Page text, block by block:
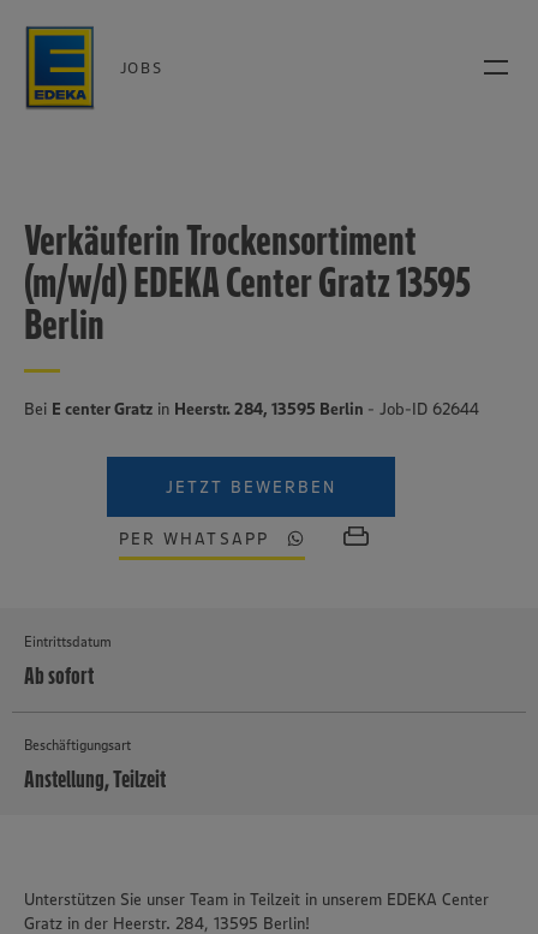
JOBS
Verkäuferin Trockensortiment
(m/w/d) EDEKA Center Gratz 13595
Berlin
Bei E center Gratz in Heerstr. 284, 13595 Berlin - Job-ID 62644
JETZT BEWERBEN
PER WHATSAPP
Eintrittsdatum
Ab sofort
Beschäftigungsart
Anstellung, Teilzeit
Unterstützen Sie unser Team in Teilzeit in unserem EDEKA Center
Gratz in der Heerstr. 284, 13595 Berlin!